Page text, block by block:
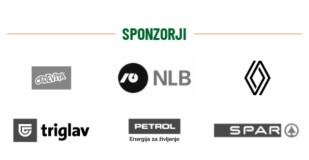
SPONZORJI